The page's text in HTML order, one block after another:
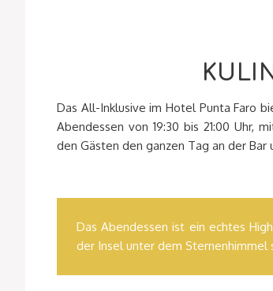
Das All-Inklusive im Hotel Punta Faro
Abendessen von 19:30 bis 21:00 Uhr,
den Gästen den ganzen Tag an der Bar
Das Abendessen ist ein echtes
der Insel unter dem Sternenhimmel